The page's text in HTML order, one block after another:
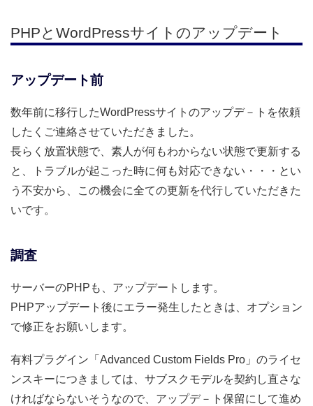
PHPとWordPressサイトのアップデート
アップデート前
数年前に移行したWordPressサイトのアップデ－トを依頼
したくご連絡させていただきました。
長らく放置状態で、素人が何もわからない状態で更新する
と、トラブルが起こった時に何も対応できない・・・とい
う不安から、この機会に全ての更新を代行していただきた
いです。
調査
サーバーのPHPも、アップデートします。
PHPアップデート後にエラー発生したときは、オプション
で修正をお願いします。
有料プラグイン「Advanced Custom Fields Pro」のライセ
ンスキーにつきましては、サブスクモデルを契約し直さな
ければならないそうなので、アップデ－ト保留にして進め